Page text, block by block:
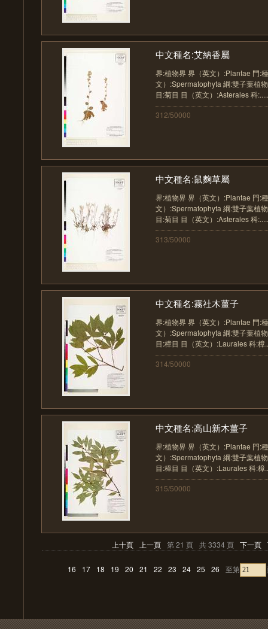
中文種名:艾納香屬
界:植物界 界（英文）:Plantae 門:
文）:Spermatophyta 綱:雙子葉植
目:菊目 目（英文）:Asterales 科:.....
312/50000
中文種名:鼠麴草屬
界:植物界 界（英文）:Plantae 門:
文）:Spermatophyta 綱:雙子葉植
目:菊目 目（英文）:Asterales 科:.....
313/50000
中文種名:霧社木薑子
界:植物界 界（英文）:Plantae 門:
文）:Spermatophyta 綱:雙子葉植
目:樟目 目（英文）:Laurales 科:樟
314/50000
中文種名:高山新木薑子
界:植物界 界（英文）:Plantae 門:
文）:Spermatophyta 綱:雙子葉植
目:樟目 目（英文）:Laurales 科:樟
315/50000
上十頁 上一頁 第 21 頁 共 3334 頁 下一頁
16 17 18 19 20 21 22 23 24 25 26 至第